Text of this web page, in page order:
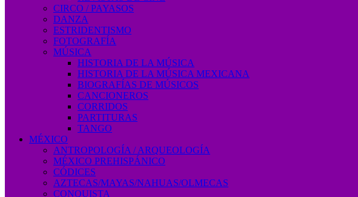
CIRCO / PAYASOS
DANZA
ESTRIDENTISMO
FOTOGRAFÍA
MÚSICA
HISTORIA DE LA MÚSICA
HISTORIA DE LA MÚSICA MEXICANA
BIOGRAFÍAS DE MÚSICOS
CANCIONEROS
CORRIDOS
PARTITURAS
TANGO
MÉXICO
ANTROPOLOGÍA / ARQUEOLOGÍA
MÉXICO PREHISPÁNICO
CÓDICES
AZTECAS/MAYAS/NAHUAS/OLMECAS
CONQUISTA